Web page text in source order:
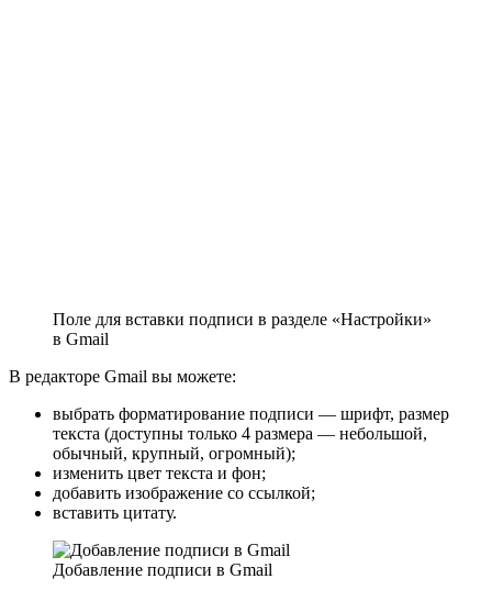
Поле для вставки подписи в разделе «Настройки»
в Gmail
В редакторе Gmail вы можете:
выбрать форматирование подписи — шрифт, размер
текста (доступны только 4 размера — небольшой,
обычный, крупный, огромный);
изменить цвет текста и фон;
добавить изображение со ссылкой;
вставить цитату.
Добавление подписи в Gmail